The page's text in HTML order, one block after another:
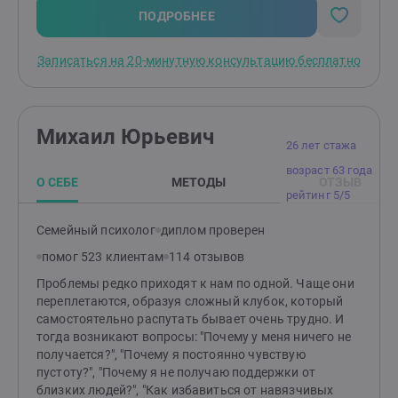
своей практике я использую следующий набор
методик. КПТ (когнитивно‑поведенческая терапия),
(терапия, сфокусированная на сострадании для
применяю юнгианский анализ (как аналитически
более мягкий, бережный, без домашних заданий.
Юнгианский анализ — глубинный разговорный
причины повторяющихся сценариев, тревоги, апатии,
работе мы исследуем не только текущие события и
мысли, но и бессознательные процессы: чувства,
внутренние конфликты, защитные стратегии, а также
язык образов - сны, фантазии, ассоциации. Цель
метода усилить контакт с собой, вернуть ощущение
опоры и целостности, расширить свободу выбора и
найти личный смысл происходящего. Это основной
метод моей работы, в котором я постоянно
ПОДРОБНЕЕ
Записаться на 20-минутную консультацию бесплатно
26 лет стажа
возраст 63 года
рейтинг 5/5
Михаил Юрьевич
О СЕБЕ МЕТОДЫ
Семейный психолог диплом проверен
помог 523 клиентам 114 отзывов
Проблемы редко приходят к нам по одной. Чаще они
переплетаются, образуя сложный клубок, который
самостоятельно распутать бывает очень трудно. И
тогда возникают вопросы: "Почему у меня ничего не
получается?", "Почему я постоянно чувствую
пустоту?", "Почему я не получаю поддержки от
близких людей?", "Как избавиться от навязчивых